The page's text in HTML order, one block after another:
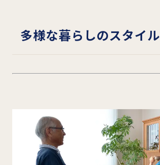
多様な暮らしのスタイル